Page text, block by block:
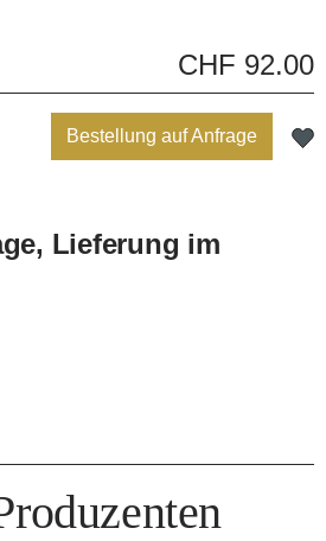
CHF 92.00
Bestellung auf Anfrage
Lieferung im